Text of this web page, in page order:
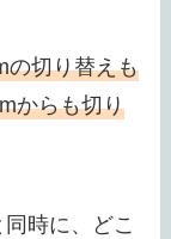
の切り替えも
からも切り
時に、どこ